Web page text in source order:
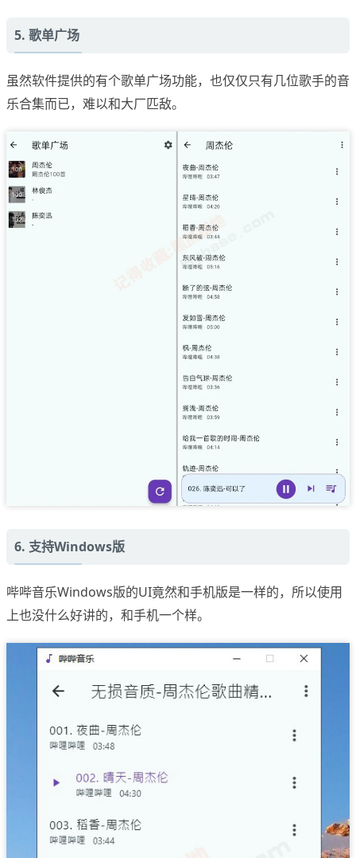
5. 歌单广场
虽然软件提供的有个歌单广场功能，也仅仅只有几位歌手的音
乐合集而已，难以和大厂匹敌。
6. 支持Windows版
哔哔音乐Windows版的UI竟然和手机版是一样的，所以使用
上也没什么好讲的，和手机一个样。